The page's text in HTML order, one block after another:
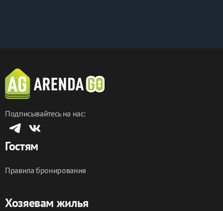
Подписывайтесь на нас:
Гостям
Правила бронирования
Хозяевам жилья